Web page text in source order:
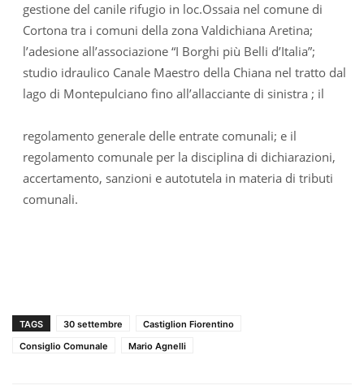
gestione del canile rifugio in loc.Ossaia nel comune di
Cortona tra i comuni della zona Valdichiana Aretina;
l’adesione all’associazione “I Borghi più Belli d’Italia”;
studio idraulico Canale Maestro della Chiana nel tratto dal
lago di Montepulciano fino all’allacciante di sinistra ; il
regolamento generale delle entrate comunali; e il
regolamento comunale per la disciplina di dichiarazioni,
accertamento, sanzioni e autotutela in materia di tributi
comunali.
TAGS 30 settembre
Castiglion Fiorentino
Consiglio Comunale
Mario Agnelli